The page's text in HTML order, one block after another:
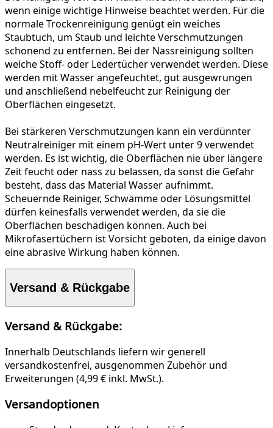
wenn einige wichtige Hinweise beachtet werden. Für die
normale Trockenreinigung genügt ein weiches
Staubtuch, um Staub und leichte Verschmutzungen
schonend zu entfernen. Bei der Nassreinigung sollten
weiche Stoff- oder Ledertücher verwendet werden. Diese
werden mit Wasser angefeuchtet, gut ausgewrungen
und anschließend nebelfeucht zur Reinigung der
Oberflächen eingesetzt.
Bei stärkeren Verschmutzungen kann ein verdünnter
Neutralreiniger mit einem pH-Wert unter 9 verwendet
werden. Es ist wichtig, die Oberflächen nie über längere
Zeit feucht oder nass zu belassen, da sonst die Gefahr
besteht, dass das Material Wasser aufnimmt.
Scheuernde Reiniger, Schwämme oder Lösungsmittel
dürfen keinesfalls verwendet werden, da sie die
Oberflächen beschädigen können. Auch bei
Mikrofasertüchern ist Vorsicht geboten, da einige davon
eine abrasive Wirkung haben können.
Versand & Rückgabe
Versand & Rückgabe:
Innerhalb Deutschlands liefern wir generell
versandkostenfrei, ausgenommen Zubehör und
Erweiterungen (4,99 € inkl. MwSt.).
Versandoptionen